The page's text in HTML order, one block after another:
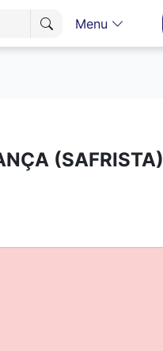
Menu
(SAFRISTA)